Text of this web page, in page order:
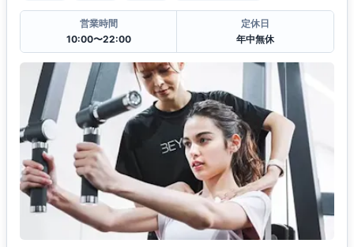
営業時間
10:00〜22:00
定休日
年中無休